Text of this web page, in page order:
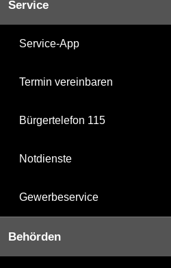
Service
Service-App
Termin vereinbaren
Bürgertelefon 115
Notdienste
Gewerbeservice
Behörden